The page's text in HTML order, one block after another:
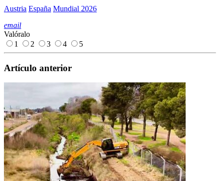
Austria España Mundial 2026
email
Valóralo
1
2 3 4 5
Artículo anterior